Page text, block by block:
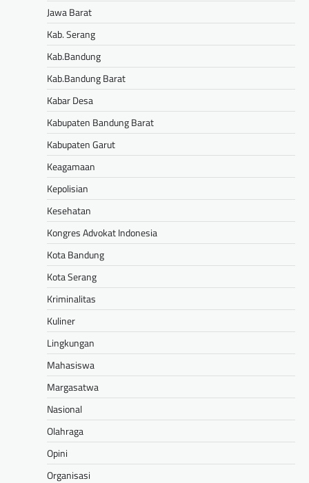
Jawa Barat
Kab. Serang
Kab.Bandung
Kab.Bandung Barat
Kabar Desa
Kabupaten Bandung Barat
Kabupaten Garut
Keagamaan
Kepolisian
Kesehatan
Kongres Advokat Indonesia
Kota Bandung
Kota Serang
Kriminalitas
Kuliner
Lingkungan
Mahasiswa
Margasatwa
Nasional
Olahraga
Opini
Organisasi